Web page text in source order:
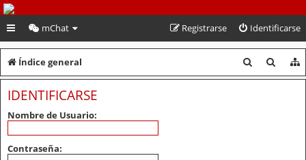
PeruVoley.com
mChat Identificarse
Registrarse
Índice general
u
u
IDENTIFICARSE
Nombre de Usuario:
Contraseña: